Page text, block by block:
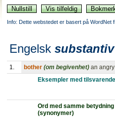
Info: Dette webstedet er basert på WordNet
Engelsk substantiv
1. bother (om begivenhet) an
Eksempler med
Ord med samme betydning
(synonymer)